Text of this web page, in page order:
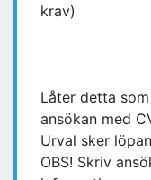
krav)
Låter detta
ansökan med
Urval sker
OBS! Skriv